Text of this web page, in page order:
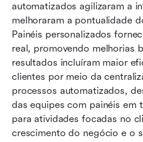
automatizados agilizaram a
melhoraram a pontualidade
Painéis personalizados
real, promovendo melhorias
resultados incluíram maior
clientes por meio da
processos automatizados,
das equipes com painéis em
para atividades focadas no
crescimento do negócio e o